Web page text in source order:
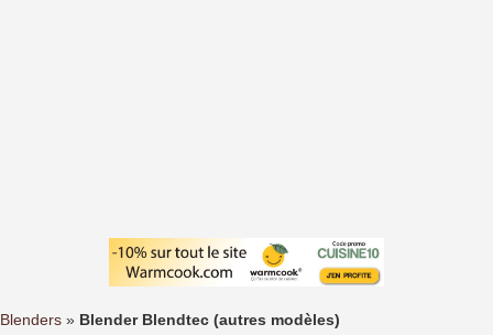
Blenders » Blender Blendtec (autres modèles)